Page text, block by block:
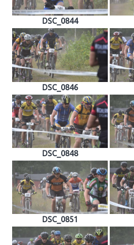
DSC_0844
DSC_0846
DSC_0848
DSC_0851